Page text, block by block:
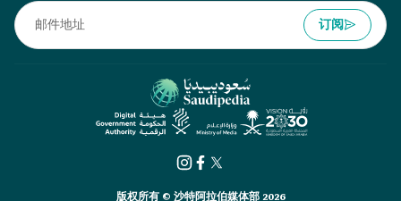
订阅
版权所有 © 沙特阿拉伯媒体部 2026